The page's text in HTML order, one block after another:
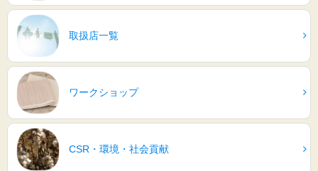
取扱店一覧
ワークショップ
CSR・環境・社会貢献